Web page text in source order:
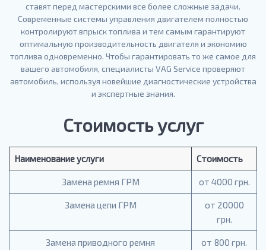
ставят перед мастерскими все более сложные задачи.
Современные системы управления двигателем полностью
контролируют впрыск топлива и тем самым гарантируют
оптимальную производительность двигателя и экономию
топлива одновременно. Чтобы гарантировать то же самое для
вашего автомобиля, специалисты VAG Service проверяют
автомобиль, используя новейшие диагностические устройства
и экспертные знания.
Стоимость услуг
Наименование услуги Стоимость
Замена ремня ГРМ от 4000 грн.
Замена цепи ГРМ
от 20000
грн.
Замена приводного ремня от 800 грн.